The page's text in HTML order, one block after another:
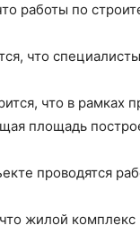
работы по
что
что в рамках
площадь
проводятся
жилой